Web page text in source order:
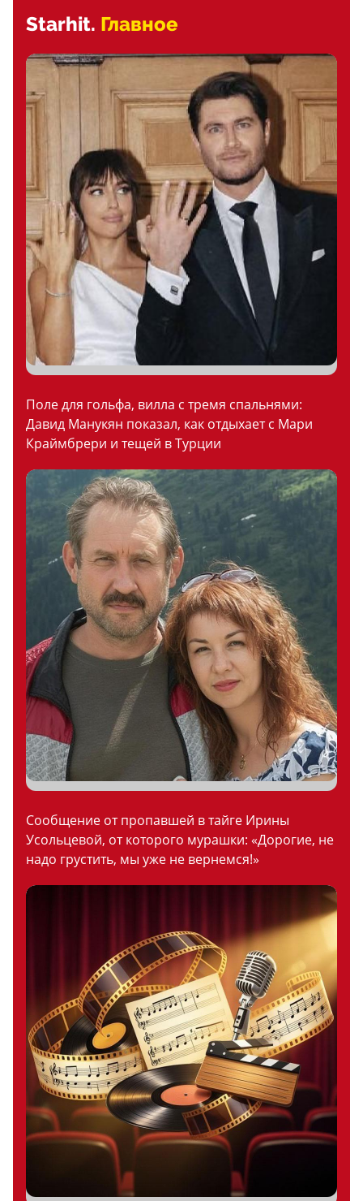
Starhit. Главное
Поле для гольфа, вилла с тремя спальнями:
Давид Манукян показал, как отдыхает с Мари
Краймбрери и тещей в Турции
Сообщение от пропавшей в тайге Ирины
Усольцевой, от которого мурашки: «Дорогие, не
надо грустить, мы уже не вернемся!»